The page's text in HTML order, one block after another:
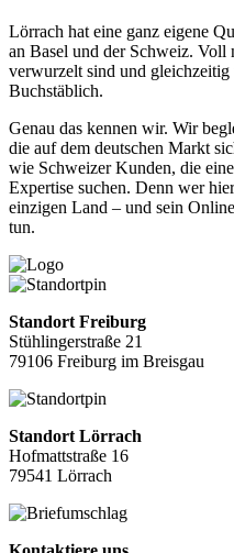
Lörrach hat eine ganz eigene
an Basel und der Schweiz. Voll
verwurzelt sind und gleichzeitig
Buchstäblich.
Genau das kennen wir. Wir
die auf dem deutschen Markt
wie Schweizer Kunden, die
Expertise suchen. Denn wer
einzigen Land – und sein
tun.
Standort Freiburg
Stühlingerstraße 21
79106 Freiburg im Breisgau
Standort Lörrach
Hofmattstraße 16
79541 Lörrach